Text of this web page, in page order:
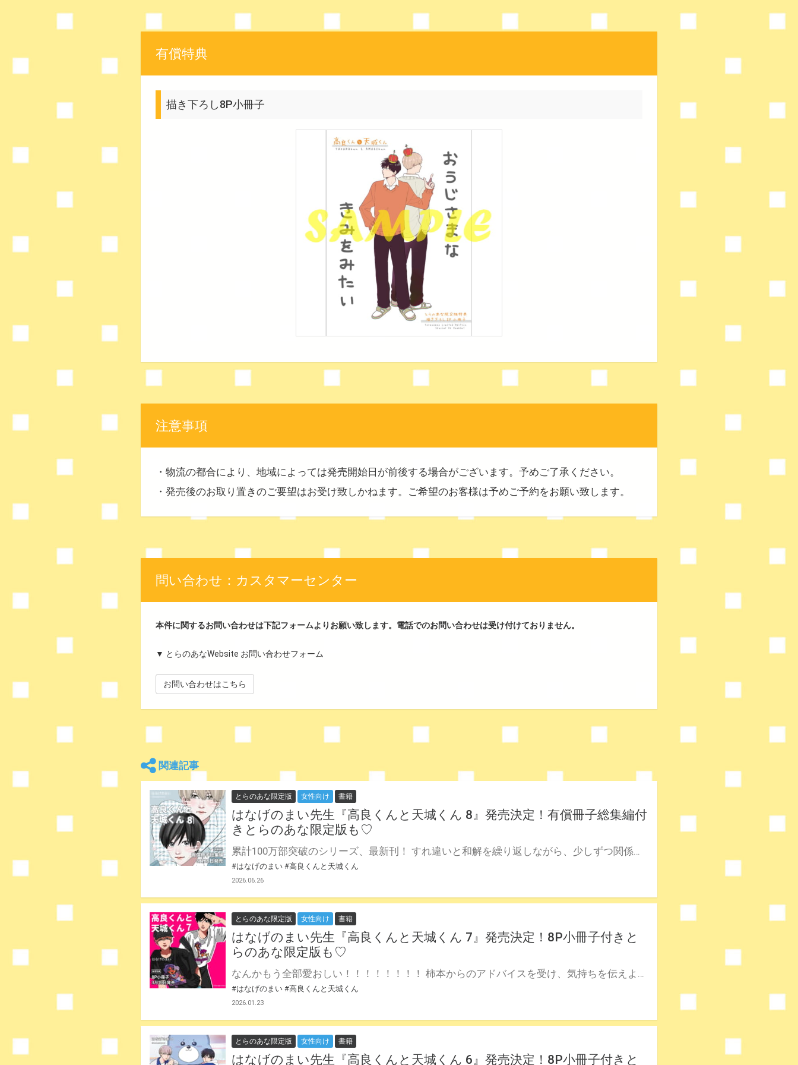
有償特典
描き下ろし8P小冊子
注意事項
・物流の都合により、地域によっては発売開始日が前後する場合がございます。予めご了承ください。
・発売後のお取り置きのご要望はお受け致しかねます。ご希望のお客様は予めご予約をお願い致します。
問い合わせ：カスタマーセンター
本件に関するお問い合わせは下記フォームよりお願い致します。電話でのお問い合わせは受け付けておりません。
▼ とらのあなWebsite お問い合わせフォーム
お問い合わせはこちら
関連記事
とらのあな限定版 女性向け 書籍
はなげのまい先生『高良くんと天城くん 8』発売決定！有償冊子総集編付
きとらのあな限定版も♡
累計100万部突破のシリーズ、最新刊！ すれ違いと和解を繰り返しながら、少しずつ関係を深めていく高良と天城。 田中と香取、瀬川や山崎などクラスメイトたちも巻き込みながら、恋と友情は続いていく…！ 区切りの8巻、ついに発売！！ はなげのまい先生新刊『高良くんと天城くん 8』が8月28日発売♥ とらのあなでは刊行を記念して描き下ろし入り有償冊子総集編付きとらのあな限定版を発売致します！ こちらの総集編は、『高良くんと天城くん』1～7巻の有償冊子の漫画をまとめたものに描き下ろし6Pを追加したスペシャルな内容となっております！ 池袋店・通販にて予約開始！とらのあな限定版は数量限定生産となりますので、お早めにご予約下さい！
#はなげのまい #高良くんと天城くん
2026.06.26
とらのあな限定版 女性向け 書籍
はなげのまい先生『高良くんと天城くん 7』発売決定！8P小冊子付きと
らのあな限定版も♡
なんかもう全部愛おしい！！！！！！！！ 柿本からのアドバイスを受け、気持ちを伝えようと奮闘する天城。 しかし高良に「何度俺がそれに騙されてきたと思ってんの」と言われてしまう。 信じてくれるまで何度も伝えようと意気込んだ矢先、廊下で田中に「別れることになった」と話す高良の姿を目撃してしまい…！？ すれ違いが暴走するドキドキの7巻、ついに発売！ はなげのまい先生新刊『高良くんと天城くん 7』が3月19日発売♥ とらのあなでは刊行を記念して描き下ろし8P小冊子付きとらのあな限定版を発売致します！ 池袋店・通販にて予約開始！とらのあな限定版は数量限定生産となりますので、お早めにご予約下さい！
#はなげのまい #高良くんと天城くん
2026.01.23
とらのあな限定版 女性向け 書籍
はなげのまい先生『高良くんと天城くん 6』発売決定！8P小冊子付きと